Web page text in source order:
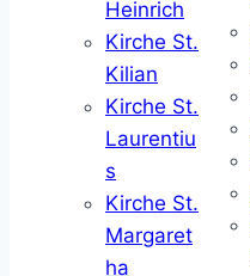
Heinrich
Kirche St.
Kilian
Kirche St.
Laurentiu
s
Kirche St.
Margaret
ha